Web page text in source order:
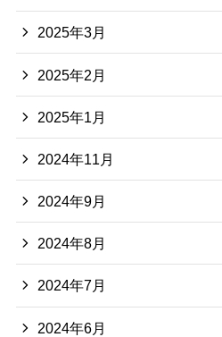
2025年3月
2025年2月
2025年1月
2024年11月
2024年9月
2024年8月
2024年7月
2024年6月